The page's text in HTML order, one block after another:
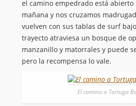
el camino empedrado está abierto
mañana y nos cruzamos
vuelven con sus tablas de surf
trayecto atraviesa un bosque de
manzanillo y matorrales y puede
pero la recompensa lo vale.
El camino a Tortuga